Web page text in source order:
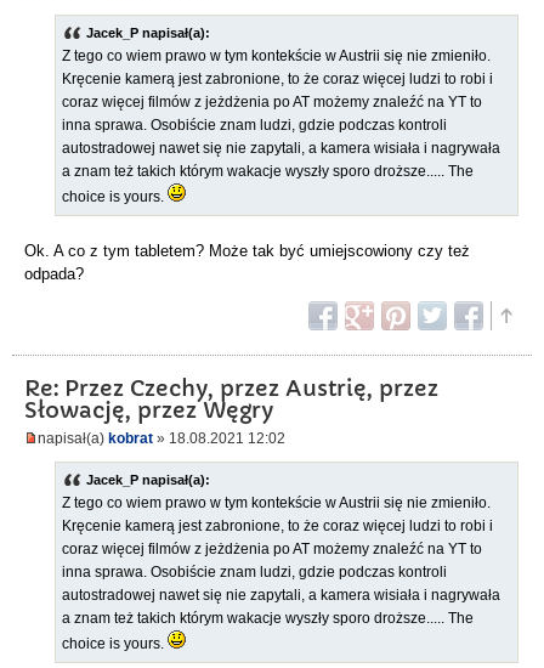
Jacek_P napisał(a):
Z tego co wiem prawo w tym kontekście w Austrii się nie zmieniło.
Kręcenie kamerą jest zabronione, to że coraz więcej ludzi to robi i
coraz więcej filmów z jeżdżenia po AT możemy znaleźć na YT to
inna sprawa. Osobiście znam ludzi, gdzie podczas kontroli
autostradowej nawet się nie zapytali, a kamera wisiała i nagrywała
a znam też takich którym wakacje wyszły sporo droższe..... The
choice is yours.
Ok. A co z tym tabletem? Może tak być umiejscowiony czy też
odpada?
Re: Przez Czechy, przez Austrię, przez
Słowację, przez Węgry
napisał(a) kobrat » 18.08.2021 12:02
Jacek_P napisał(a):
Z tego co wiem prawo w tym kontekście w Austrii się nie zmieniło.
Kręcenie kamerą jest zabronione, to że coraz więcej ludzi to robi i
coraz więcej filmów z jeżdżenia po AT możemy znaleźć na YT to
inna sprawa. Osobiście znam ludzi, gdzie podczas kontroli
autostradowej nawet się nie zapytali, a kamera wisiała i nagrywała
a znam też takich którym wakacje wyszły sporo droższe..... The
choice is yours.